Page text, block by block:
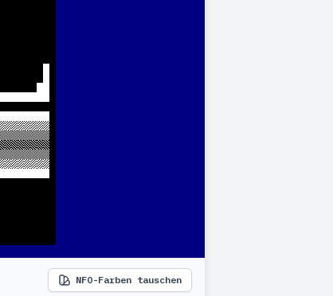
NFO-Farben tauschen